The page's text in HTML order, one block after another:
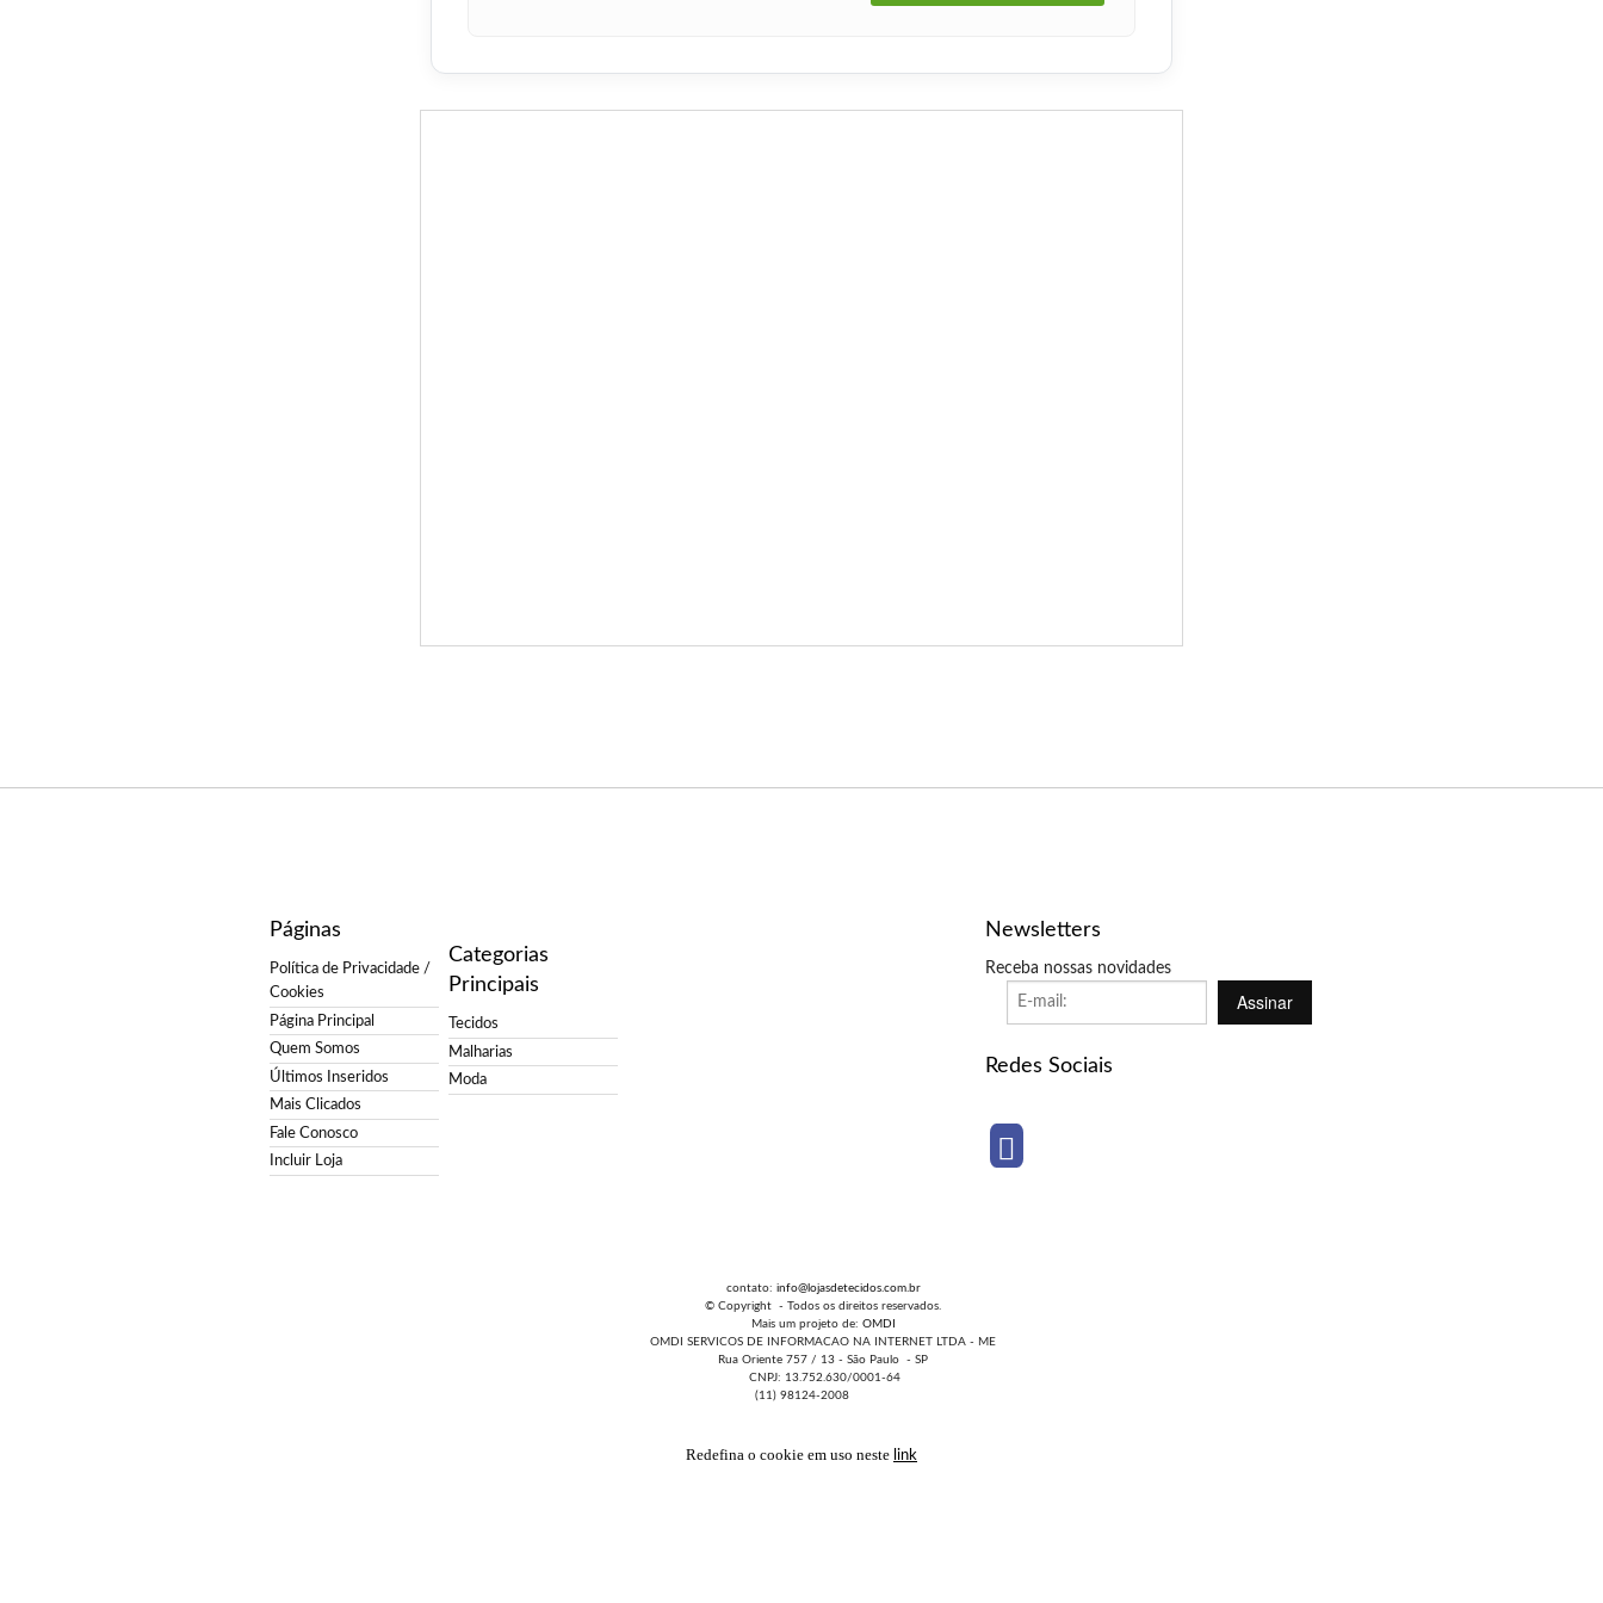
Páginas
Política de Privacidade /
Cookies
Página Principal
Quem Somos
Últimos Inseridos
Mais Clicados
Fale Conosco
Incluir Loja
Categorias
Principais
Tecidos
Malharias
Moda
Newsletters
Receba nossas novidades
Assinar
Redes Sociais
contato: info@lojasdetecidos.com.br
© Copyright - Todos os direitos reservados.
Mais um projeto de: OMDI
OMDI SERVICOS DE INFORMACAO NA INTERNET LTDA - ME
Rua Oriente 757 / 13 - São Paulo - SP
CNPJ: 13.752.630/0001-64
(11) 98124-2008
Redefina o cookie em uso neste link